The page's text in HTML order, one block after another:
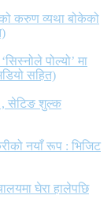
करुण व्यथा बोकेको
पोल्यो’ मा
सहित)
, सेटिङ शुल्क
नयाँ रूप : भिजिट
घेरा हालेपछि